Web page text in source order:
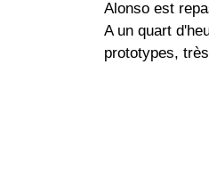
Alonso est
A un quart
prototypes,